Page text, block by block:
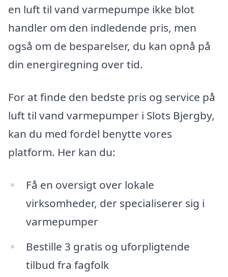
en luft til vand varmepumpe ikke blot
handler om den indledende pris, men
også om de besparelser, du kan opnå på
din energiregning over tid.
For at finde den bedste pris og service på
luft til vand varmepumper i Slots Bjergby,
kan du med fordel benytte vores
platform. Her kan du:
Få en oversigt over lokale
virksomheder, der specialiserer sig i
varmepumper
Bestille 3 gratis og uforpligtende
tilbud fra fagfolk